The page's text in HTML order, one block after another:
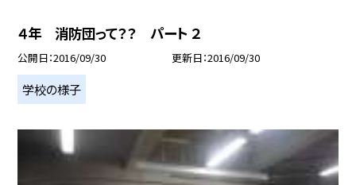
４年 消防団って？？ パート ２
公開日 2016/09/30 更新日 2016/09/30
学校の様子